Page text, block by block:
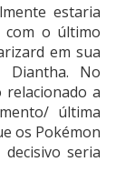
estaria
com o último
em sua
Diantha. No
a
última
os Pokémon
seria